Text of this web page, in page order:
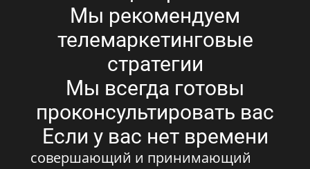
Мы рекомендуем
телемаркетинговые
стратегии
Мы всегда готовы
проконсультировать вас
Если у вас нет времени
совершающий и принимающий